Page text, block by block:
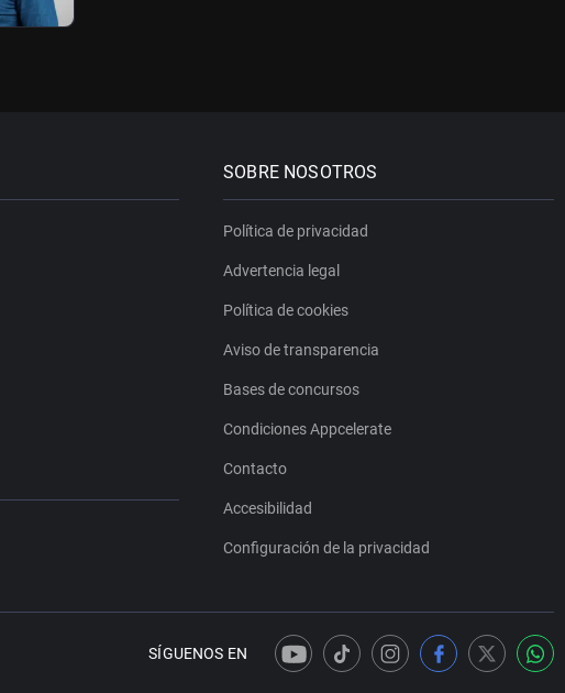
SOBRE NOSOTROS
Política de privacidad
Advertencia legal
Política de cookies
Aviso de transparencia
Bases de concursos
Condiciones Appcelerate
Contacto
Accesibilidad
Configuración de la privacidad
SÍGUENOS EN